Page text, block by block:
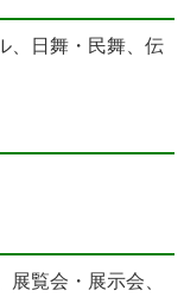
、日舞・民舞、伝
覧会・展示会、